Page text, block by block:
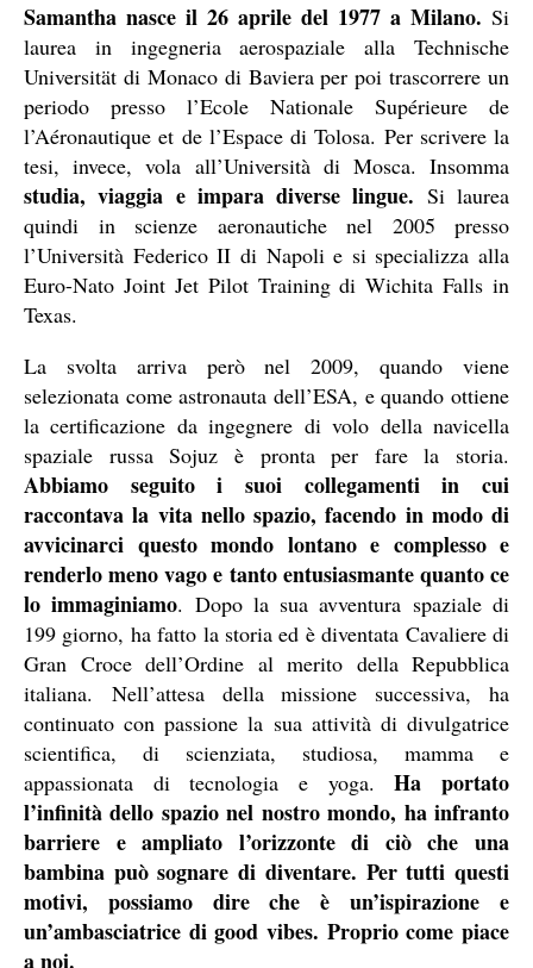
Samantha nasce il 26 aprile del 1977 a Milano. Si
laurea in ingegneria aerospaziale alla Technische
Universität di Monaco di Baviera per poi trascorrere un
periodo presso l’Ecole Nationale Supérieure de
l’Aéronautique et de l’Espace di Tolosa. Per scrivere la
tesi, invece, vola all’Università di Mosca. Insomma
studia, viaggia e impara diverse lingue. Si laurea
quindi in scienze aeronautiche nel 2005 presso
l’Università Federico II di Napoli e si specializza alla
Euro-Nato Joint Jet Pilot Training di Wichita Falls in
Texas.
La svolta arriva però nel 2009, quando viene
selezionata come astronauta dell’ESA, e quando ottiene
la certificazione da ingegnere di volo della navicella
spaziale russa Sojuz è pronta per fare la storia.
Abbiamo seguito i suoi collegamenti in cui
raccontava la vita nello spazio, facendo in modo di
avvicinarci questo mondo lontano e complesso e
renderlo meno vago e tanto entusiasmante quanto ce
lo immaginiamo. Dopo la sua avventura spaziale di
199 giorno, ha fatto la storia ed è diventata Cavaliere di
Gran Croce dell’Ordine al merito della Repubblica
italiana. Nell’attesa della missione successiva, ha
continuato con passione la sua attività di divulgatrice
scientifica, di scienziata, studiosa, mamma e
appassionata di tecnologia e yoga.Ha portato
l’infinità dello spazio nel nostro mondo, ha infranto
barriere e ampliato l’orizzonte di ciò che una
bambina può sognare di diventare. Per tutti questi
motivi, possiamo dire che è un’ispirazione e
un’ambasciatrice di good vibes. Proprio come piace
a noi.